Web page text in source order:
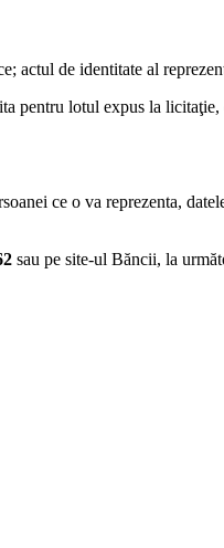
actul de identitate al
pentru lotul expus la licitaţie,
ce o va reprezenta,
sau pe site-ul Băncii, la